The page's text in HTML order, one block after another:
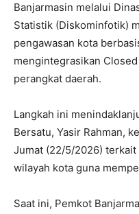
Banjarmasin melalui
Statistik (Diskominfotik)
pengawasan kota
mengintegrasikan
perangkat daerah.
Langkah ini
Bersatu, Yasir Rahman,
Jumat (22/5/2026)
wilayah kota guna
Saat ini, Pemkot